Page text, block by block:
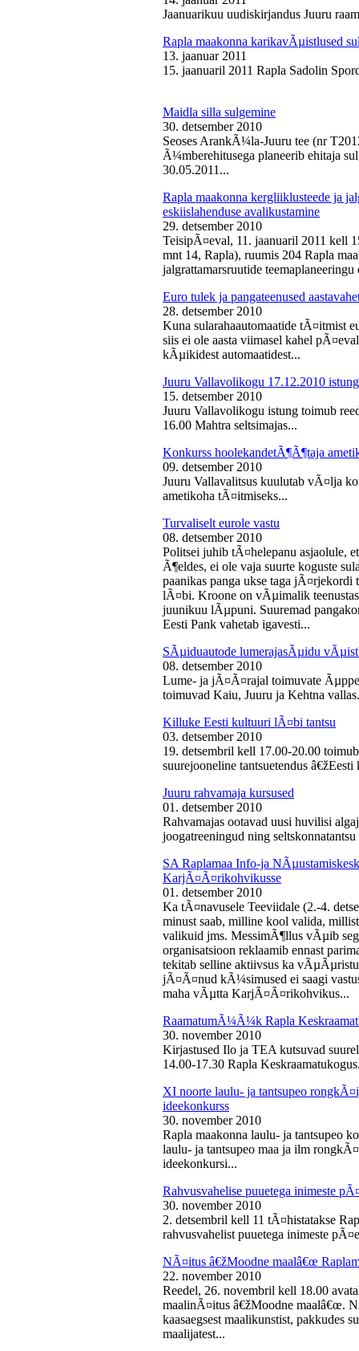
Jaanuarikuu uudiskirjandus Juuru
Rapla maakonna karikavÃµistlused
13. jaanuar 2011
15. jaanuaril 2011 Rapla Sadolin
Maidla silla sulgemine
30. detsember 2010
Seoses ArankÃ¼la-Juuru tee (nr
Ã¼mberehitusega planeerib ehitaja
30.05.2011...
Rapla maakonna kergliiklusteede ja
eskiislahenduse avalikustamine
29. detsember 2010
TeisipÃ¤eval, 11. jaanuaril 2011 kell
mnt 14, Rapla), ruumis 204 Rapla
jalgrattamarsruutide
Euro tulek ja pangateenused
28. detsember 2010
Kuna sularahaautomaatide tÃ¤itmist
siis ei ole aasta viimasel kahel
kÃµikidest automaatidest...
Juuru Vallavolikogu 17.12.2010 istung
15. detsember 2010
Juuru Vallavolikogu istung toimub
16.00 Mahtra seltsimajas...
Konkurss hoolekandetÃ¶Ã¶taja
09. detsember 2010
Juuru Vallavalitsus kuulutab vÃ¤lja
ametikoha tÃ¤itmiseks...
Turvaliselt eurole vastu
08. detsember 2010
Politsei juhib tÃ¤helepanu asjaolule,
Ã¶eldes, ei ole vaja suurte koguste
paanikas panga ukse taga
lÃ¤bi. Kroone on vÃµimalik
juunikuu lÃµpuni. Suuremad
Eesti Pank vahetab igavesti...
SÃµiduautode lumerajasÃµidu
08. detsember 2010
Lume- ja jÃ¤Ã¤rajal toimuvate
toimuvad Kaiu, Juuru ja Kehtna
Killuke Eesti kultuuri lÃ¤bi tantsu
03. detsember 2010
19. detsembril kell 17.00-20.00
suurejooneline tantsuetendus
Juuru rahvamaja kursused
01. detsember 2010
Rahvamajas ootavad uusi huvilisi
joogatreeningud ning seltskonnatantsu
SA Raplamaa Info-ja
KarjÃ¤Ã¤rikohvikusse
01. detsember 2010
Ka tÃ¤navusele Teeviidale (2.-4.
minust saab, milline kool valida,
valikuid jms. MessimÃ¶llus vÃµib
organisatsioon reklaamib ennast
tekitab selline aktiivsus ka
jÃ¤Ã¤nud kÃ¼simused ei saagi
maha vÃµtta KarjÃ¤Ã¤rikohvikus...
RaamatumÃ¼Ã¼k Rapla
30. november 2010
Kirjastused Ilo ja TEA kutsuvad
14.00-17.30 Rapla
XI noorte laulu- ja tantsupeo
ideekonkurss
30. november 2010
Rapla maakonna laulu- ja tantsupeo
laulu- ja tantsupeo maa ja ilm
ideekonkursi...
Rahvusvahelise puuetega inimeste
30. november 2010
2. detsembril kell 11 tÃ¤histatakse
rahvusvahelist puuetega inimeste
NÃ¤itus â€žMoodne maalâ€œ
22. november 2010
Reedel, 26. novembril kell 18.00
maalinÃ¤itus â€žMoodne maalâ€œ.
kaasaegsest maalikunstist, pakkudes
maalijatest...